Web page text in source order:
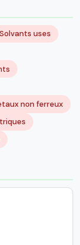
Solvants uses
non ferreux